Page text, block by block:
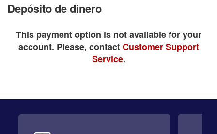
Depósito de dinero
This payment option is not available for your
account. Please, contactCustomer Support
Service.